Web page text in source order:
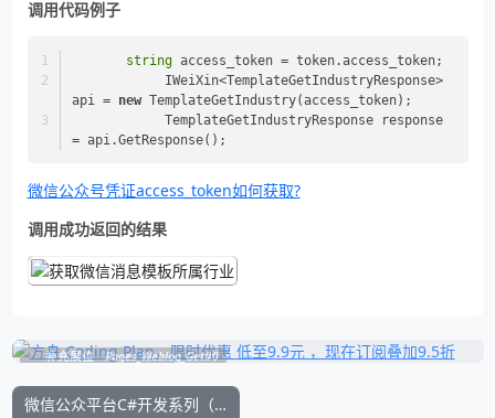
调用代码例子
string access_token = token.access_token;
api = new TemplateGetIndustry(access_token);
= api.GetResponse();
微信公众号凭证access_token如何获取?
调用成功返回的结果
补充展位 Pages_Weblog_Get#0
微信公众平台C#开发系列（九）：删除自定义菜单